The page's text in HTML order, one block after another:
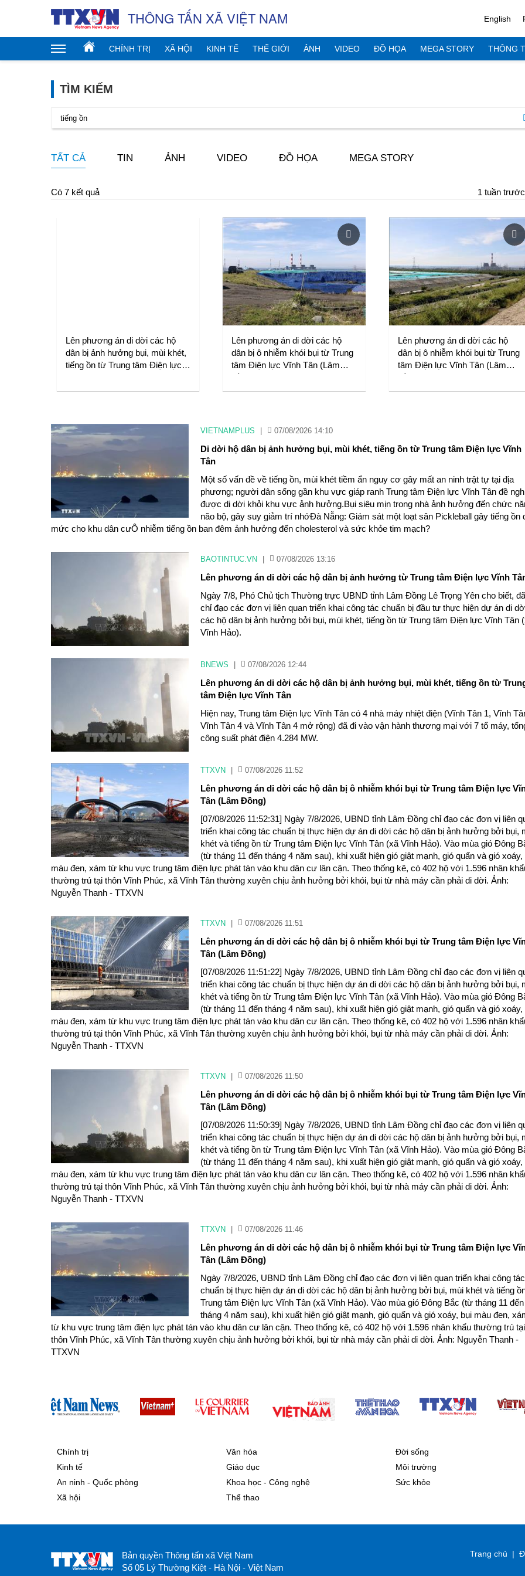
THÔNG TẤN XÃ VIỆT NAM English
CHÍNH TRỊ XÃ HỘI KINH TẾ THẾ GIỚI ẢNH VIDEO ĐỒ HỌA MEGA STORY THÔNG
TÌM KIẾM
TẤT CẢ TIN ẢNH VIDEO ĐỒ HỌA MEGA STORY
Có 7 kết quả 1 tuần trước
Lên phương án di dời các hộ
dân bị ảnh hưởng bụi, mùi khét,
tiếng ồn từ Trung tâm Điện lực
Lên phương án di dời các hộ
dân bị ô nhiễm khói bụi từ Trung
tâm Điện lực Vĩnh Tân (Lâm
Đồng)
Lên phương án di dời các hộ
dân bị ô nhiễm khói bụi từ Trung
tâm Điện lực Vĩnh Tân (Lâm
Đồng)
VIETNAMPLUS 07/08/2026 14:10
Di dời hộ dân bị ảnh hưởng bụi, mùi khét, tiếng ồn từ Trung tâm Điện lực Vĩnh
Tân
Một số vấn đề về tiếng ồn, mùi khét tiềm ẩn nguy cơ gây mất an ninh trật tự tại địa
phương; người dân sống gần khu vực giáp ranh Trung tâm Điện lực Vĩnh Tân đề
được di dời khỏi khu vực ảnh hưởng.Bụi siêu mịn trong nhà ảnh hưởng đến chức
não bộ, gây suy giảm trí nhớĐà Nẵng: Giám sát một loạt sân Pickleball gây tiếng ồn
mức cho khu dân cưÔ nhiễm tiếng ồn ban đêm ảnh hưởng đến cholesterol và sức khỏe tim mạch?
BAOTINTUC.VN 07/08/2026 13:16
Lên phương án di dời các hộ dân bị ảnh hưởng từ Trung tâm Điện lực Vĩnh
Ngày 7/8, Phó Chủ tịch Thường trực UBND tỉnh Lâm Đồng Lê Trọng Yên cho biết, đã
chỉ đạo các đơn vị liên quan triển khai công tác chuẩn bị đầu tư thực hiện dự án di
các hộ dân bị ảnh hưởng bởi bụi, mùi khét, tiếng ồn từ Trung tâm Điện lực Vĩnh Tân
Vĩnh Hảo).
BNEWS 07/08/2026 12:44
Lên phương án di dời các hộ dân bị ảnh hưởng bụi, mùi khét, tiếng ồn từ
tâm Điện lực Vĩnh Tân
Hiện nay, Trung tâm Điện lực Vĩnh Tân có 4 nhà máy nhiệt điện (Vĩnh Tân 1, Vĩnh
Vĩnh Tân 4 và Vĩnh Tân 4 mở rộng) đã đi vào vận hành thương mại với 7 tổ máy,
công suất phát điện 4.284 MW.
TTXVN 07/08/2026 11:52
Lên phương án di dời các hộ dân bị ô nhiễm khói bụi từ Trung tâm Điện lực
Tân (Lâm Đồng)
[07/08/2026 11:52:31] Ngày 7/8/2026, UBND tỉnh Lâm Đồng chỉ đạo các đơn vị liên
triển khai công tác chuẩn bị thực hiện dự án di dời các hộ dân bị ảnh hưởng bởi bụi,
khét và tiếng ồn từ Trung tâm Điện lực Vĩnh Tân (xã Vĩnh Hảo). Vào mùa gió Đông
(từ tháng 11 đến tháng 4 năm sau), khi xuất hiện gió giật mạnh, gió quẩn và gió xoáy,
màu đen, xám từ khu vực trung tâm điện lực phát tán vào khu dân cư lân cận. Theo thống kê, có 402 hộ với 1.596 nhân
thường trú tại thôn Vĩnh Phúc, xã Vĩnh Tân thường xuyên chịu ảnh hưởng bởi khói, bụi từ nhà máy cần phải di dời. Ảnh:
Nguyễn Thanh - TTXVN
TTXVN 07/08/2026 11:51
Lên phương án di dời các hộ dân bị ô nhiễm khói bụi từ Trung tâm Điện lực
Tân (Lâm Đồng)
[07/08/2026 11:51:22] Ngày 7/8/2026, UBND tỉnh Lâm Đồng chỉ đạo các đơn vị liên
triển khai công tác chuẩn bị thực hiện dự án di dời các hộ dân bị ảnh hưởng bởi bụi,
khét và tiếng ồn từ Trung tâm Điện lực Vĩnh Tân (xã Vĩnh Hảo). Vào mùa gió Đông
(từ tháng 11 đến tháng 4 năm sau), khi xuất hiện gió giật mạnh, gió quẩn và gió xoáy,
màu đen, xám từ khu vực trung tâm điện lực phát tán vào khu dân cư lân cận. Theo thống kê, có 402 hộ với 1.596 nhân
thường trú tại thôn Vĩnh Phúc, xã Vĩnh Tân thường xuyên chịu ảnh hưởng bởi khói, bụi từ nhà máy cần phải di dời. Ảnh:
Nguyễn Thanh - TTXVN
TTXVN 07/08/2026 11:50
Lên phương án di dời các hộ dân bị ô nhiễm khói bụi từ Trung tâm Điện lực
Tân (Lâm Đồng)
[07/08/2026 11:50:39] Ngày 7/8/2026, UBND tỉnh Lâm Đồng chỉ đạo các đơn vị liên
triển khai công tác chuẩn bị thực hiện dự án di dời các hộ dân bị ảnh hưởng bởi bụi,
khét và tiếng ồn từ Trung tâm Điện lực Vĩnh Tân (xã Vĩnh Hảo). Vào mùa gió Đông
(từ tháng 11 đến tháng 4 năm sau), khi xuất hiện gió giật mạnh, gió quẩn và gió xoáy,
màu đen, xám từ khu vực trung tâm điện lực phát tán vào khu dân cư lân cận. Theo thống kê, có 402 hộ với 1.596 nhân
thường trú tại thôn Vĩnh Phúc, xã Vĩnh Tân thường xuyên chịu ảnh hưởng bởi khói, bụi từ nhà máy cần phải di dời. Ảnh:
Nguyễn Thanh - TTXVN
TTXVN 07/08/2026 11:46
Lên phương án di dời các hộ dân bị ô nhiễm khói bụi từ Trung tâm Điện lực
Tân (Lâm Đồng)
Ngày 7/8/2026, UBND tỉnh Lâm Đồng chỉ đạo các đơn vị liên quan triển khai công tác
chuẩn bị thực hiện dự án di dời các hộ dân bị ảnh hưởng bởi bụi, mùi khét và tiếng
Trung tâm Điện lực Vĩnh Tân (xã Vĩnh Hảo). Vào mùa gió Đông Bắc (từ tháng 11 đến
tháng 4 năm sau), khi xuất hiện gió giật mạnh, gió quẩn và gió xoáy, bụi màu đen,
từ khu vực trung tâm điện lực phát tán vào khu dân cư lân cận. Theo thống kê, có 402 hộ với 1.596 nhân khẩu thường trú tại
thôn Vĩnh Phúc, xã Vĩnh Tân thường xuyên chịu ảnh hưởng bởi khói, bụi từ nhà máy cần phải di dời. Ảnh: Nguyễn Thanh -
TTXVN
Chính trị
Kinh tế
An ninh - Quốc phòng
Xã hội
Văn hóa
Giáo dục
Khoa học - Công nghệ
Thể thao
Đời sống
Môi trường
Sức khỏe
Bản quyền Thông tấn xã Việt Nam
Số 05 Lý Thường Kiệt - Hà Nội - Việt Nam
Trang chủ |